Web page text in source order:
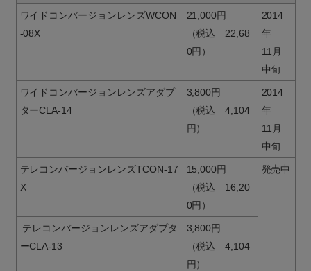
ワイドコンバージョンレンズWCON
-08X
21,000円
（税込 22,68
0円）
2014
年
11月
中旬
ワイドコンバージョンレンズアダプ
ターCLA-14
3,800円
（税込 4,104
円）
2014
年
11月
中旬
テレコンバージョンレンズTCON-17
X
15,000円
（税込 16,20
0円）
発売中
テレコンバージョンレンズアダプタ
ーCLA-13
3,800円
（税込 4,104
円）